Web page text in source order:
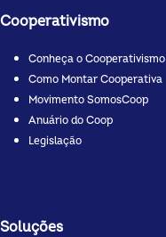
Cooperativismo
Conheça o Cooperativismo
Como Montar Cooperativa
Movimento SomosCoop
Anuário do Coop
Legislação
Soluções